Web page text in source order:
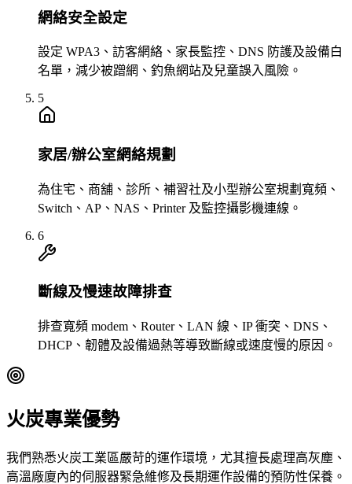
網絡安全設定
設定 WPA3、訪客網絡、家長監控、DNS 防護及設備白
名單，減少被蹭網、釣魚網站及兒童誤入風險。
5
家居/辦公室網絡規劃
為住宅、商舖、診所、補習社及小型辦公室規劃寬頻、
Switch、AP、NAS、Printer 及監控攝影機連線。
6
斷線及慢速故障排查
排查寬頻 modem、Router、LAN 線、IP 衝突、DNS、
DHCP、韌體及設備過熱等導致斷線或速度慢的原因。
火炭專業優勢
我們熟悉火炭工業區嚴苛的運作環境，尤其擅長處理高灰塵、
高溫廠廈內的伺服器緊急維修及長期運作設備的預防性保養。